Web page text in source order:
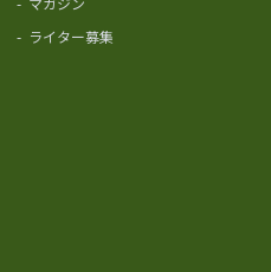
- ライター募集